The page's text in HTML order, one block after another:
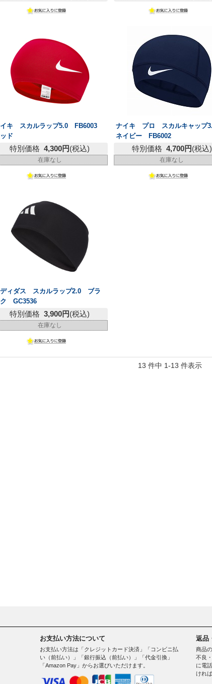
キ スカルラップ5.0 FB6003
ド
特別価格 4,300円(税込)
在庫なし
ナイキ プロ スカルキャップ
ネイビー FB6002
特別価格 4,700円(税込)
在庫なし
ィダス スカルラップ2.0 ブラ
GC3536
特別価格 3,900円(税込)
在庫なし
13 件中 1-13 件表示
お支払い方法について
お支払い方法は「クレジットカード決済」「コンビニ払
い（前払い）」「銀行振込（前払い）」「代金引換」
「Amazon Pay」からお選びいただけます。
返品
商品
不良
に電
けれ